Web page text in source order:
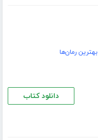
بهترین رمان‌ها
دانلود کتاب